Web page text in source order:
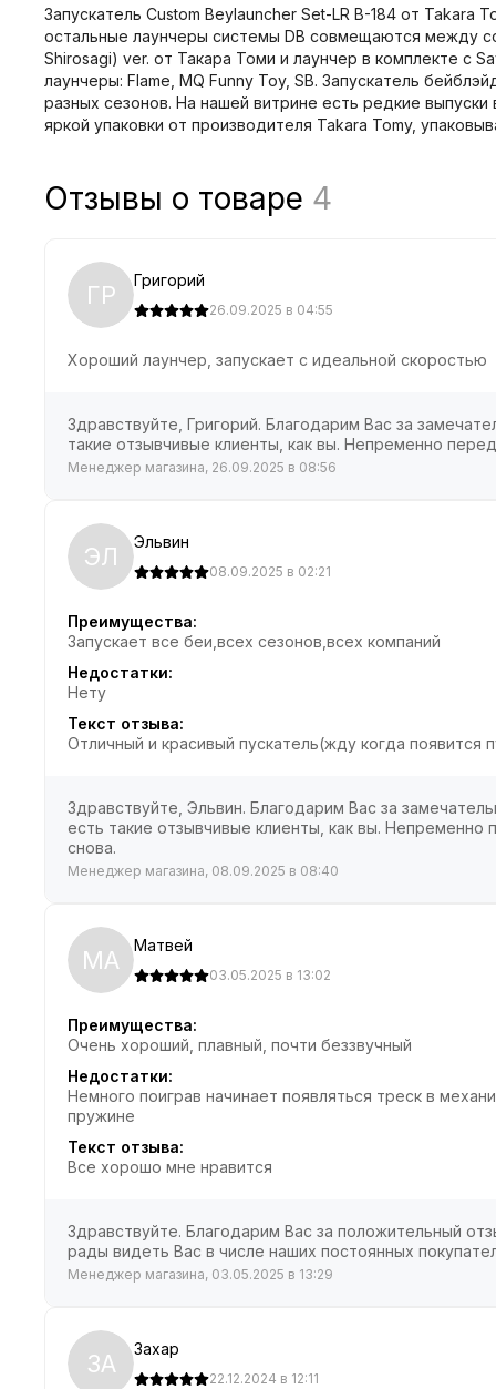
Запускатель Custom Beylauncher Set-LR B-184 от
остальные лаунчеры системы DB совмещаются между
Shirosagi) ver. от Такара Томи и лаунчер в комплекте с
лаунчеры: Flame, MQ Funny Toy, SB. Запускатель
разных сезонов. На нашей витрине есть редкие
яркой упаковки от производителя Takara Tomy,
Отзывы о товаре 4
ГР Григорий
26.09.2025 в 04:55
Хороший лаунчер, запускает с идеальной скоростью
Здравствуйте, Григорий. Благодарим Вас за
такие отзывчивые клиенты, как вы. Непременно
Менеджер магазина, 26.09.2025 в 08:56
ЭЛ Эльвин
08.09.2025 в 02:21
Преимущества:
Запускает все беи,всех сезонов,всех компаний
Недостатки:
Нету
Текст отзыва:
Отличный и красивый пускатель(жду когда появится
Здравствуйте, Эльвин. Благодарим Вас за
есть такие отзывчивые клиенты, как вы.
снова.
Менеджер магазина, 08.09.2025 в 08:40
МА Матвей
03.05.2025 в 13:02
Преимущества:
Очень хороший, плавный, почти беззвучный
Недостатки:
Немного поиграв начинает появляться треск в
пружине
Текст отзыва:
Все хорошо мне нравится
Здравствуйте. Благодарим Вас за положительный
рады видеть Вас в числе наших постоянных
Менеджер магазина, 03.05.2025 в 13:29
ЗА Захар
22.12.2024 в 12:11